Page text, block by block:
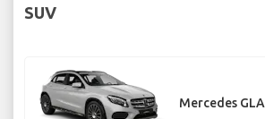
SUV
Mercedes GLA